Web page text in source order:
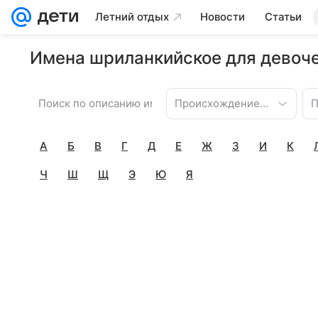
Летний отдых Новости Статьи
Имена шриланкийское для
Происхождение имени
А Б В Г Д Е Ж З И К
Ч Ш Щ Э Ю Я